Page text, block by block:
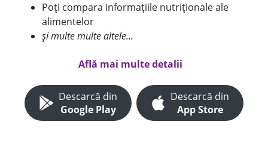
Poți compara informațiile nutriționale ale
alimentelor
și multe multe altele...
Află mai multe detalii
Descarcă din
Google Play
Descarcă din
App Store